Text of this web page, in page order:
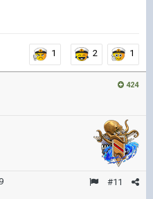
1 2 1
424
#11